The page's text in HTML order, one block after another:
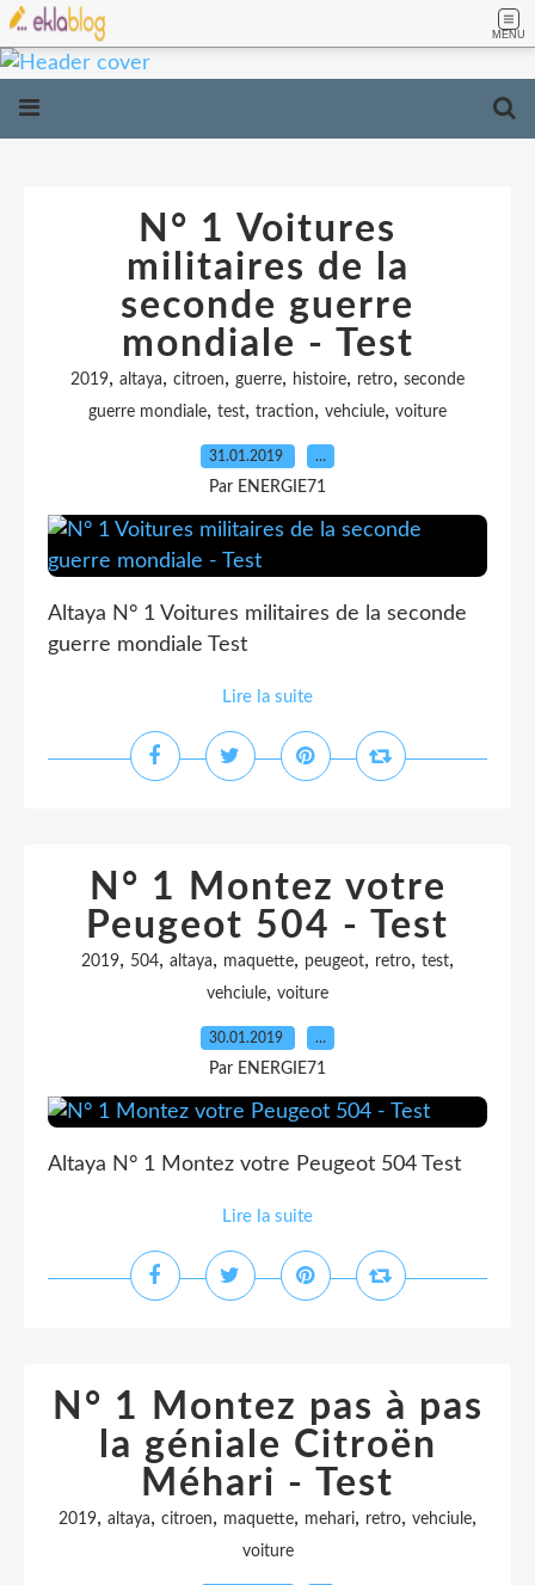
MENU
N° 1 Voitures
militaires de la
seconde guerre
mondiale - Test
2019, altaya, citroen, guerre, histoire, retro, seconde
guerre mondiale, test, traction, vehciule, voiture
31.01.2019 …
Par ENERGIE71
Altaya N° 1 Voitures militaires de la seconde
guerre mondiale Test
Lire la suite
N° 1 Montez votre
Peugeot 504 - Test
2019, 504, altaya, maquette, peugeot, retro, test,
vehciule, voiture
30.01.2019 …
Par ENERGIE71
Altaya N° 1 Montez votre Peugeot 504 Test
Lire la suite
N° 1 Montez pas à pas
la géniale Citroën
Méhari - Test
2019, altaya, citroen, maquette, mehari, retro, vehciule,
voiture